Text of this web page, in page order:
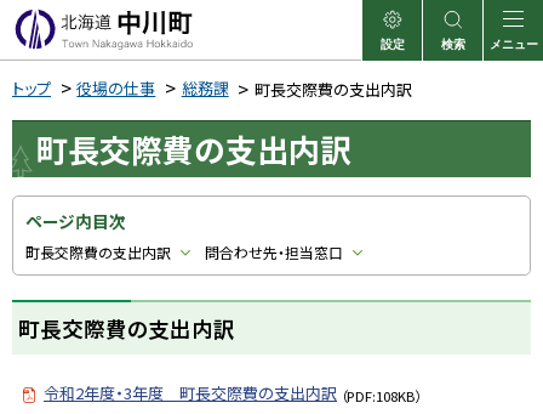
本
へ
メ
ニ
ュ
中川町 表示
設定
検索
サイト内検索
メニュー
トップ 役場の仕事 総務課 町長交際費の支出内訳
町長交際費の支出内訳
ページ内目次
町長交際費の支出内訳 問合わせ先・担当窓口
町長交際費の支出内訳
令和2年度・3年度 町長交際費の支出内訳 （PDF:108KB）